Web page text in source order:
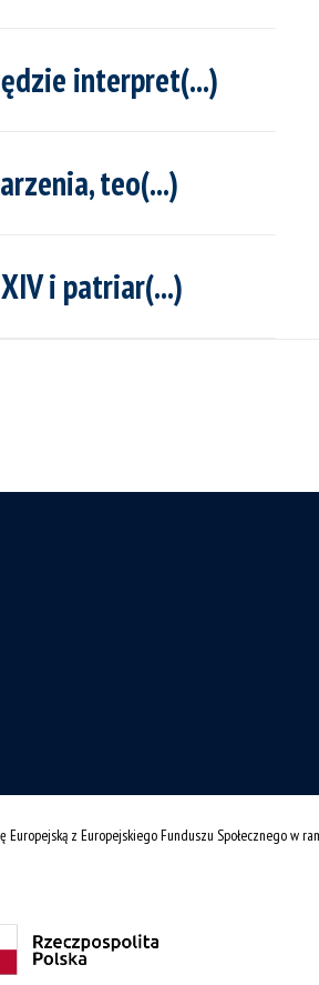
interpret(...)
teo(...)
i patriar(...)
z Europejskiego Funduszu Społecznego w